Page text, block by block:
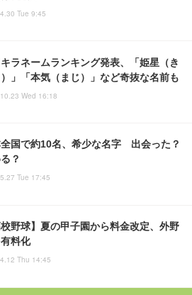
Tue 9:45
ラネームランキング発表、「姫星（き
」「本気（まじ）」など奇抜な名前も
Wed 16:18
全国で約10名、希少な名字 出会った？
？
Tue 17:45
校野球】夏の甲子園から料金改定、外野
料化
Thu 14:45